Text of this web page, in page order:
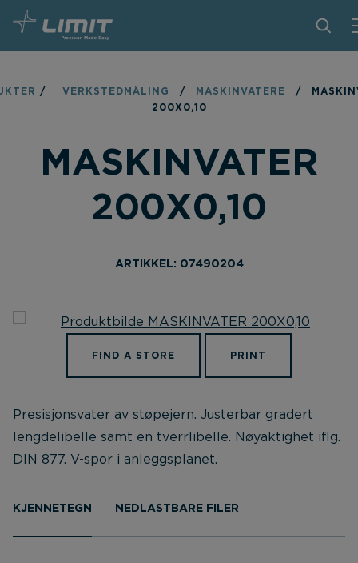
PRODUKTER
BLI FORHANDLER
OM LIMIT
NEDLASTINGER
/ VERKSTEDMÅLING / MASKINVATERE /
200X0,10
MASKINVATER
200X0,10
ARTIKKEL: 07490204
FIND A STORE PRINT
Presisjonsvater av støpejern. Justerbar gradert
lengdelibelle samt en tverrlibelle. Nøyaktighet iflg.
DIN 877. V-spor i anleggsplanet.
KJENNETEGN NEDLASTBARE FILER